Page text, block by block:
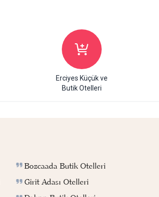
Erciyes Küçük ve
Butik Otelleri
Bozcaada Butik Otelleri
Girit Adası Otelleri